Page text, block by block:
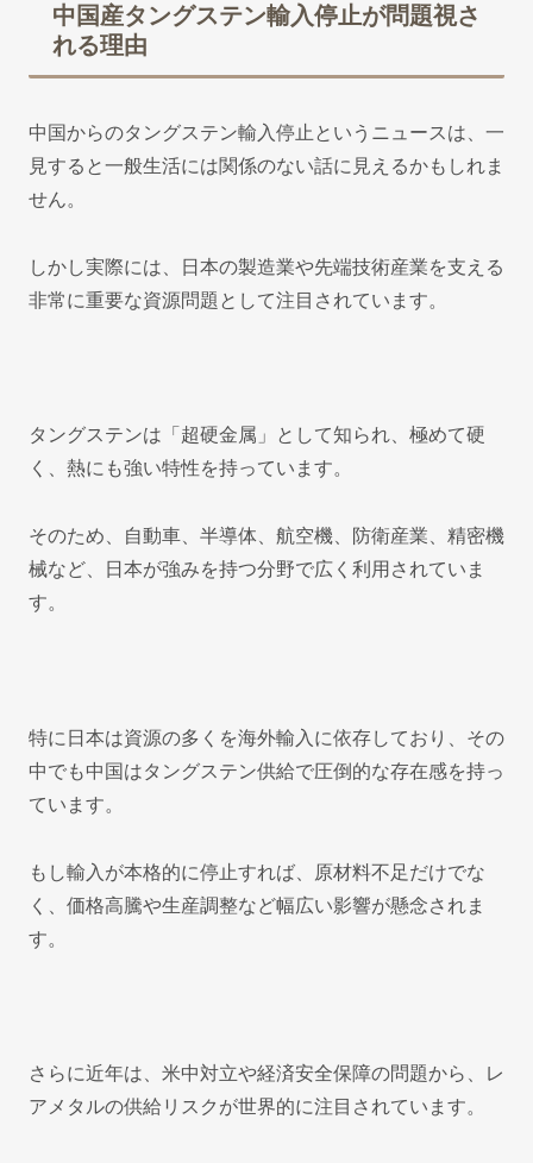
中国産タングステン輸入停止が問題視さ
れる理由
中国からのタングステン輸入停止というニュースは、一
見すると一般生活には関係のない話に見えるかもしれま
せん。
しかし実際には、日本の製造業や先端技術産業を支える
非常に重要な資源問題として注目されています。
タングステンは「超硬金属」として知られ、極めて硬
く、熱にも強い特性を持っています。
そのため、自動車、半導体、航空機、防衛産業、精密機
械など、日本が強みを持つ分野で広く利用されていま
す。
特に日本は資源の多くを海外輸入に依存しており、その
中でも中国はタングステン供給で圧倒的な存在感を持っ
ています。
もし輸入が本格的に停止すれば、原材料不足だけでな
く、価格高騰や生産調整など幅広い影響が懸念されま
す。
さらに近年は、米中対立や経済安全保障の問題から、レ
アメタルの供給リスクが世界的に注目されています。